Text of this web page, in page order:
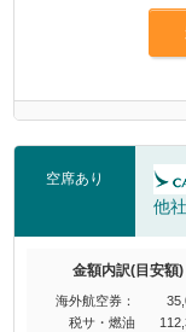
空席あり
他
金額内訳(目安額)
海外航空券：
税サ・燃油